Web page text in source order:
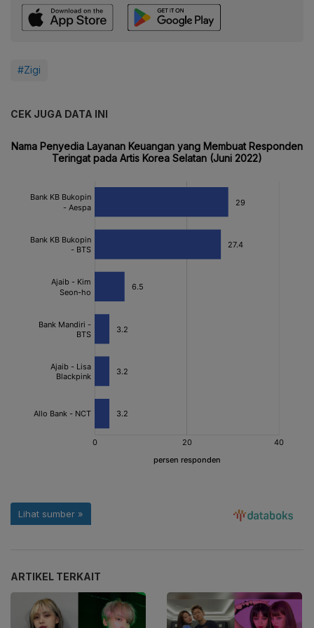
#Zigi
CEK JUGA DATA INI
ARTIKEL TERKAIT